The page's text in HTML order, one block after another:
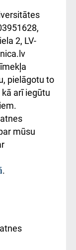
Східної
співпраця з
2, LV-
pielāgotu to
arī iegūtu
mūsu
.